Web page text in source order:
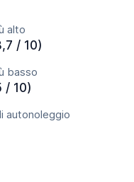
alto
/ 10)
basso
/ 10)
autonoleggio